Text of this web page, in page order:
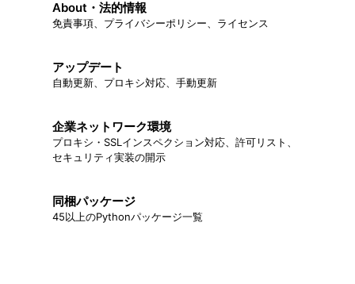
About・法的情報
免責事項、プライバシーポリシー、ライセンス
アップデート
自動更新、プロキシ対応、手動更新
企業ネットワーク環境
プロキシ・SSLインスペクション対応、許可リスト、
セキュリティ実装の開示
同梱パッケージ
45以上のPythonパッケージ一覧